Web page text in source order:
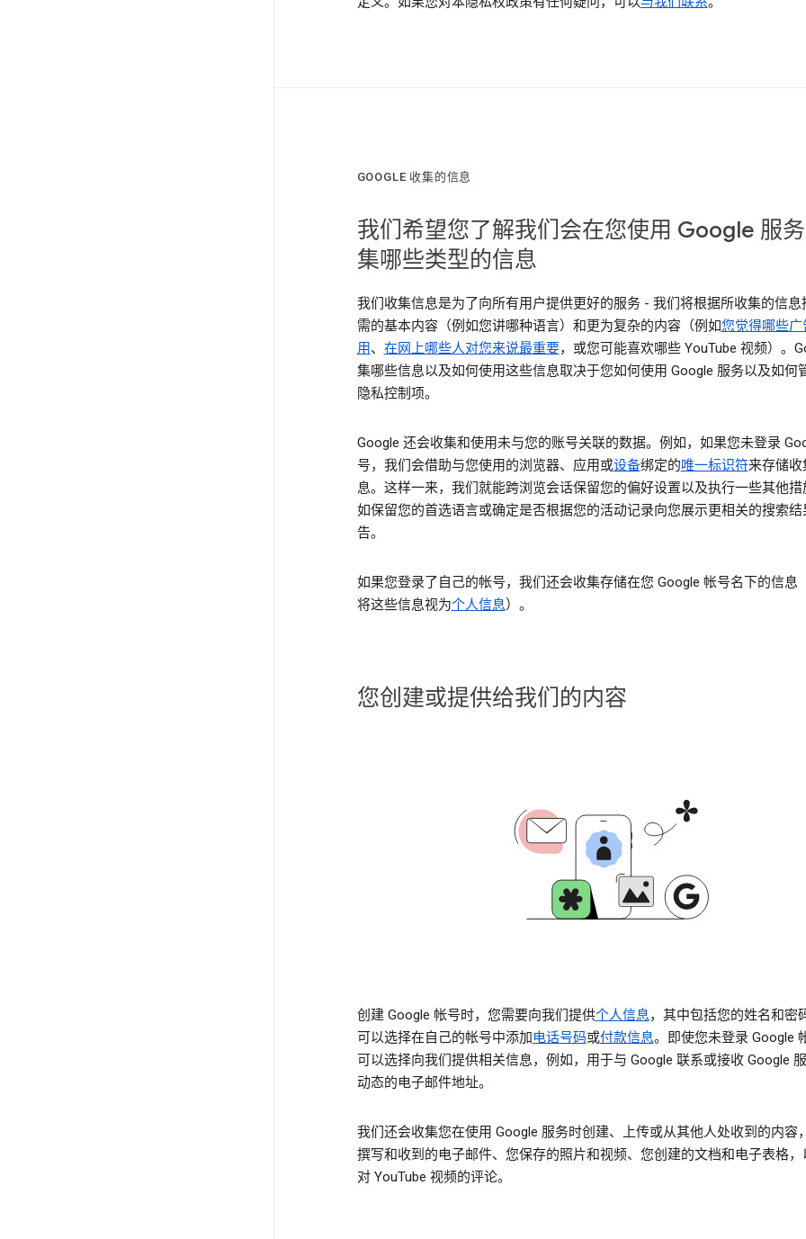
GOOGLE 收集的信息
我们希望您了解我们会在您使用 Google 服
集哪些类型的信息
我们收集信息是为了向所有用户提供更好的服务 - 我们将根据所收集的信息
需的基本内容（例如您讲哪种语言）和更为复杂的内容（例如您觉得哪些广
用、 在网上哪些人对您来说最重要，或您可能喜欢哪些 YouTube 视频）。
集哪些信息以及如何使用这些信息取决于您如何使用 Google 服务以及如何
隐私控制项。
Google 还会收集和使用未与您的账号关联的数据。例如，如果您未登录
号，我们会借助与您使用的浏览器、应用或设备绑定的唯一标识符来存储收
息。这样一来，我们就能跨浏览会话保留您的偏好设置以及执行一些其他措
如保留您的首选语言或确定是否根据您的活动记录向您展示更相关的搜索结
告。
如果您登录了自己的帐号，我们还会收集存储在您 Google 帐号名下的信息
将这些信息视为个人信息）。
您创建或提供给我们的内容
创建 Google 帐号时，您需要向我们提供个人信息，其中包括您的姓名和密
可以选择在自己的帐号中添加电话号码或付款信息。即使您未登录 Google
可以选择向我们提供相关信息，例如，用于与 Google 联系或接收 Google
动态的电子邮件地址。
我们还会收集您在使用 Google 服务时创建、上传或从其他人处收到的内容
撰写和收到的电子邮件、您保存的照片和视频、您创建的文档和电子表格，
对 YouTube 视频的评论。